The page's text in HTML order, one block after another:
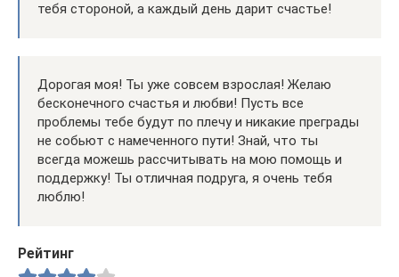
тебя стороной, а каждый день дарит счастье!
Дорогая моя! Ты уже совсем взрослая! Желаю
бесконечного счастья и любви! Пусть все
проблемы тебе будут по плечу и никакие преграды
не собьют с намеченного пути! Знай, что ты
всегда можешь рассчитывать на мою помощь и
поддержку! Ты отличная подруга, я очень тебя
люблю!
Рейтинг